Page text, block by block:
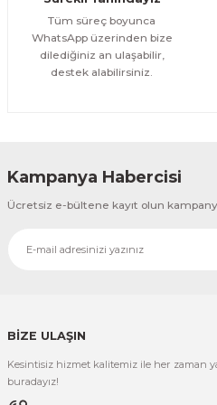
800,00 TL
Evinemoda
Boho Tarzı Çiçek 3 Parça Ahşap
Evinemoda
Vincent Van Gogh Temalı 3 Parça
1.000,00 TL ÜRÜNÜ İNCELE
800,00 TL
Tüm süreç boyunca
WhatsApp üzerinden bize
dilediğiniz an ulaşabilir,
destek alabilirsiniz.
Kampanya Habercisi
Ücretsiz e-bültene kayıt olun
BİZE ULAŞIN
Kesintisiz hizmet kalitemiz ile her zaman
buradayız!